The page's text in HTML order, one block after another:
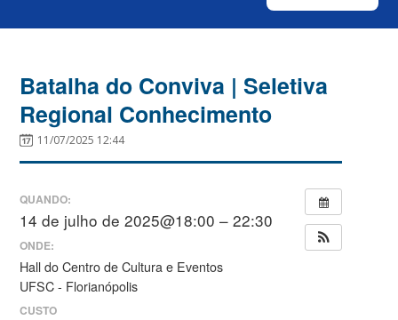
Batalha do Conviva | Seletiva
Regional Conhecimento
11/07/2025 12:44
QUANDO:
14 de julho de 2025@18:00 – 22:30
ONDE:
Hall do Centro de Cultura e Eventos
UFSC - Florianópolis
CUSTO